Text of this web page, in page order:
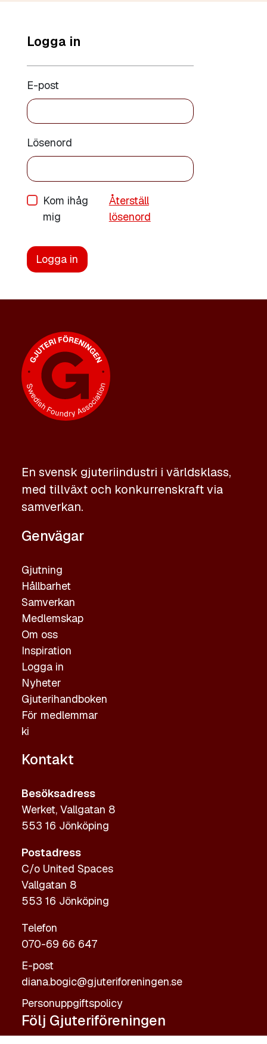
Logga in
E-post
Lösenord
Kom ihåg
mig
Återställ
lösenord
Logga in
En svensk gjuteriindustri i världsklass,
med tillväxt och konkurrenskraft via
samverkan.
Genvägar
Gjutning
Hållbarhet
Samverkan
Medlemskap
Om oss
Inspiration
Logga in
Nyheter
Gjuterihandboken
För medlemmar
ki
Kontakt
Besöksadress
Werket, Vallgatan 8
553 16 Jönköping
Postadress
C/o United Spaces
Vallgatan 8
553 16 Jönköping
Telefon
070-69 66 647
E-post
diana.bogic@gjuteriforeningen.se
Personuppgiftspolicy
Följ Gjuteriföreningen